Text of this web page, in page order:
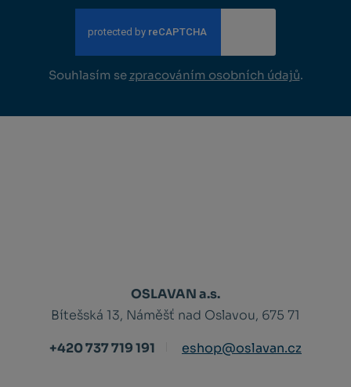
Souhlasím se zpracováním osobních údajů.
OSLAVAN a.s.
Bítešská 13, Náměšť nad Oslavou, 675 71
+420 737 719 191
eshop@oslavan.cz